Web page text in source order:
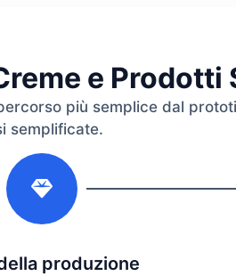
e Prodotti
più semplice dal
semplificate.
produzione